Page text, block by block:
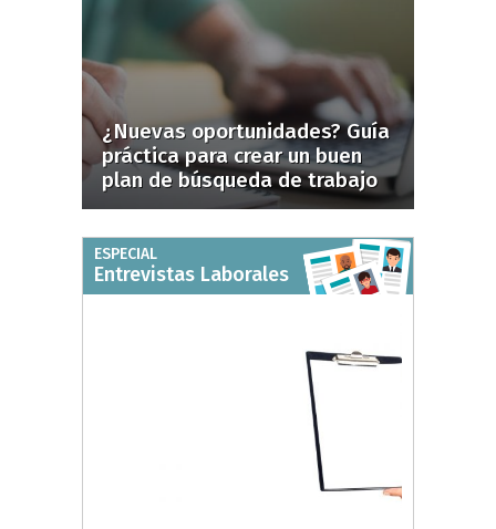
¿Nuevas oportunidades? Guía
práctica para crear un buen
plan de búsqueda de trabajo
ESPECIAL
Entrevistas Laborales